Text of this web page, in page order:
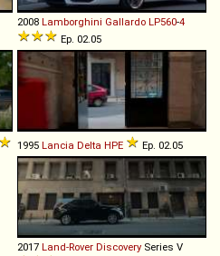
2008 Lamborghini Gallardo LP560-4
Ep. 02.05
1995 Lancia Delta HPE Ep. 02.05
2017 Land-Rover Discovery Series V